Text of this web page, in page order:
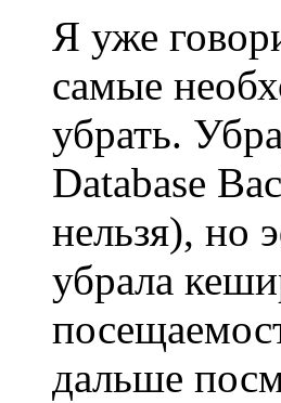
Я уже
самые
убрать.
Database
нельзя), но
убрала
дальше